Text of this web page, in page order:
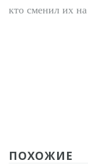
кто сменил их
ПОХОЖИЕ